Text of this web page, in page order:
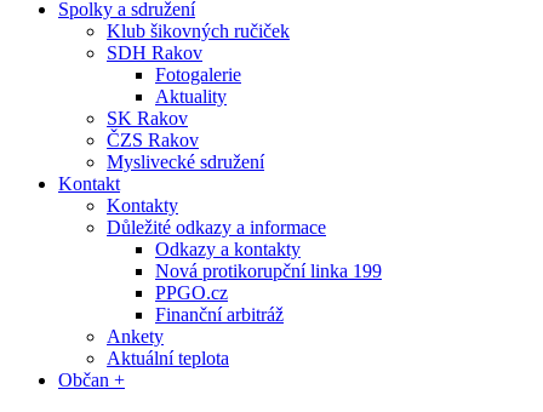
Spolky a sdružení
Klub šikovných ručiček
SDH Rakov
Fotogalerie
Aktuality
SK Rakov
ČZS Rakov
Myslivecké sdružení
Kontakt
Kontakty
Důležité odkazy a informace
Odkazy a kontakty
Nová protikorupční linka 199
PPGO.cz
Finanční arbitráž
Ankety
Aktuální teplota
Občan +